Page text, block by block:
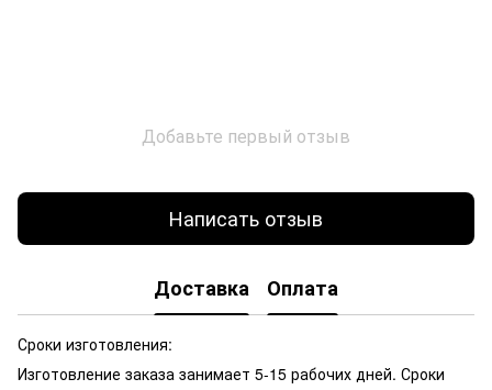
Добавьте первый отзыв
Написать отзыв
Доставка Оплата
Сроки изготовления:
Изготовление заказа занимает 5-15 рабочих дней. Сроки